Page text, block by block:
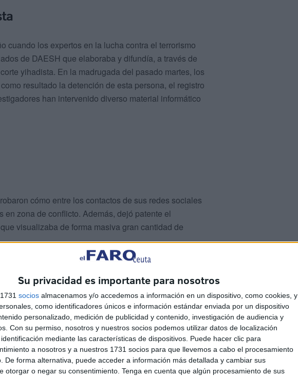
Su privacidad es importante para nosotros
socios almacenamos y/o accedemos a información en un dispositivo, como cookies, y
como identificadores únicos e información estándar enviada por un dispositivo
personalizado, medición de publicidad y contenido, investigación de audiencia y
Con su permiso, nosotros y nuestros socios podemos utilizar datos de localización
mediante las características de dispositivos. Puede hacer clic para
a nosotros y a nuestros 1731 socios para que llevemos a cabo el procesamiento
De forma alternativa, puede acceder a información más detallada y cambiar sus
otorgar o negar su consentimiento. Tenga en cuenta que algún procesamiento de sus
cuando los expertos en la lucha contra el terrorismo
de DAESH que elaboraba y difundía, a través de
yihadista. En la madrugada del pasado martes, los
resultado la detención de esta persona, el registro
han intervenido diverso material informático
cómo entre los contactos de sus redes sociales
zona de conflicto. Además, dejó patente el
visualizaba de forma masiva gran cantidad de
a los muyahidines --combatientes yihadistas- -
llegó a expresar su deseo de hacer la yihad y
de cometer una acción violenta de natulareza
medidas de seguridad para evitar que los servicios
programas informáticos que le permitían realizar
detectado e identificado por la Policía.